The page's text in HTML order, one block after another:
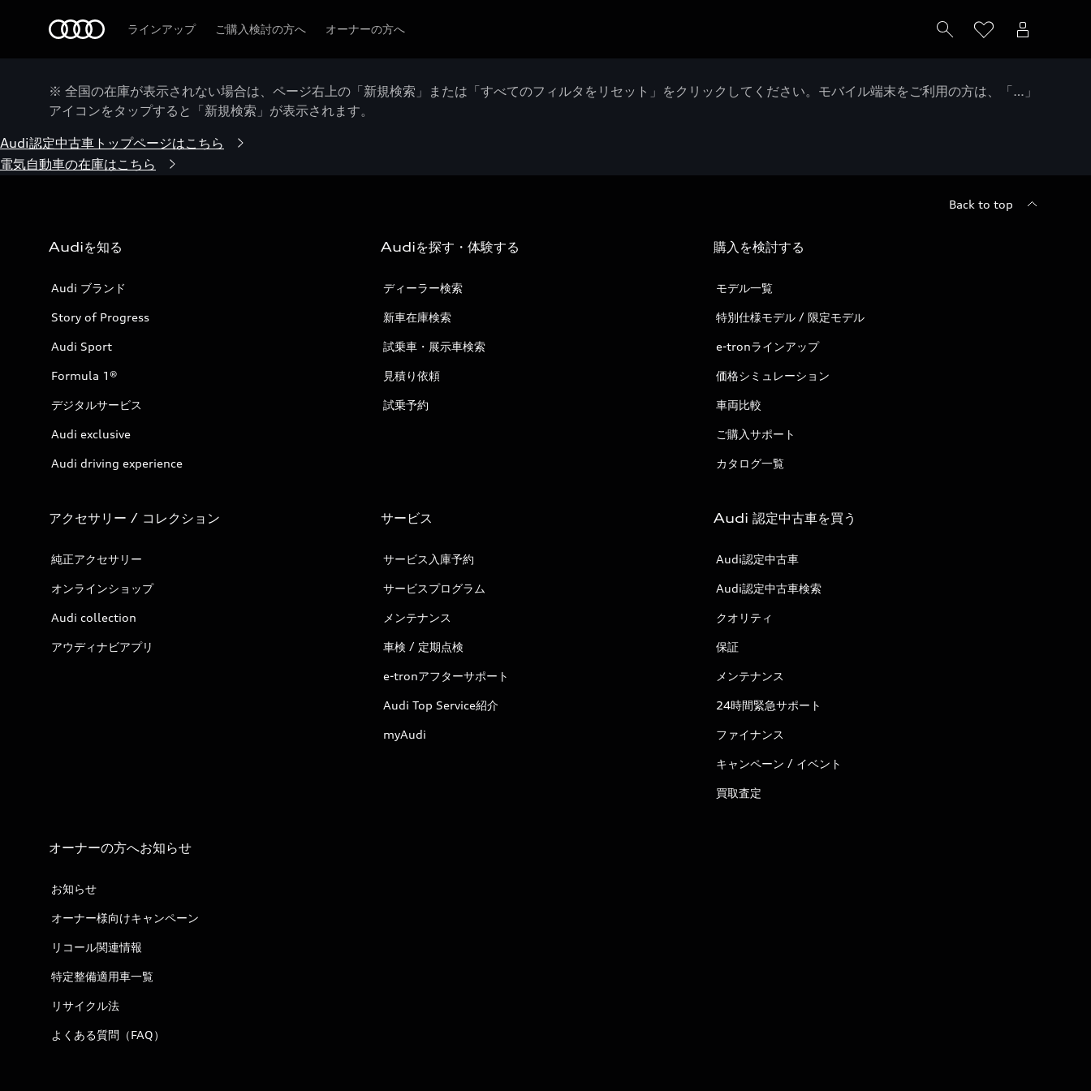
ラインアップ ご購入検討の方へ オーナーの方へ
※ 全国の在庫が表示されない場合は、ページ右上の「新規検索」または「すべてのフィルタをリセット」をクリックしてください。モバイル端末をご利用の方は、「…」
アイコンをタップすると「新規検索」が表示されます。
Audi認定中古車トップページはこちら
電気自動車の在庫はこちら
Back to top
Audiを知る
Audi ブランド
Story of Progress
Audi Sport
Formula 1®
デジタルサービス
Audi exclusive
Audi driving experience
Audiを探す・体験する
ディーラー検索
新車在庫検索
試乗車・展示車検索
見積り依頼
試乗予約
購入を検討する
モデル一覧
特別仕様モデル / 限定モデル
e-tronラインアップ
価格シミュレーション
車両比較
ご購入サポート
カタログ一覧
アクセサリー / コレクション
純正アクセサリー
オンラインショップ
Audi collection
アウディナビアプリ
サービス
サービス入庫予約
サービスプログラム
メンテナンス
車検 / 定期点検
e-tronアフターサポート
Audi Top Service紹介
myAudi
Audi 認定中古車を買う
Audi認定中古車
Audi認定中古車検索
クオリティ
保証
メンテナンス
24時間緊急サポート
ファイナンス
キャンペーン / イベント
買取査定
オーナーの方へお知らせ
お知らせ
オーナー様向けキャンペーン
リコール関連情報
特定整備適用車一覧
リサイクル法
よくある質問（FAQ）